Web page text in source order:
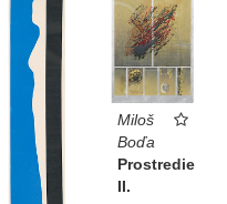
Miloš
Boďa
Prostredie
II.